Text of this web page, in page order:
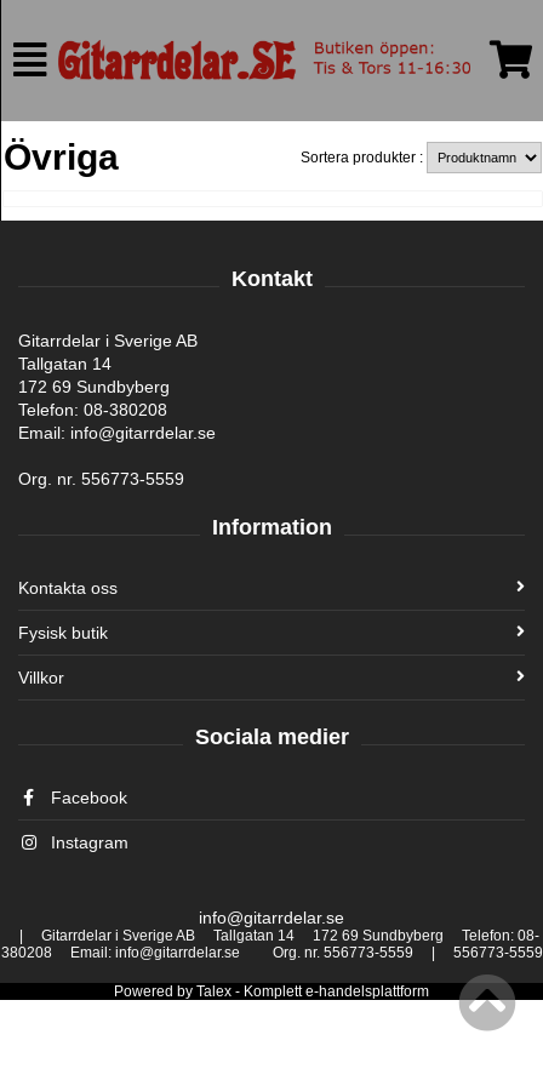
Övriga Sortera produkter :
Kontakt
Gitarrdelar i Sverige AB
Tallgatan 14
172 69 Sundbyberg
Telefon: 08-380208
Email: info@gitarrdelar.se
Org. nr. 556773-5559
Information
Kontakta oss
Fysisk butik
Villkor
Sociala medier
Facebook
Instagram
info@gitarrdelar.se
| Gitarrdelar i Sverige AB Tallgatan 14 172 69 Sundbyberg Telefon: 08-
380208 Email: info@gitarrdelar.se Org. nr. 556773-5559 | 556773-5559
Powered by Talex - Komplette-handelsplattform